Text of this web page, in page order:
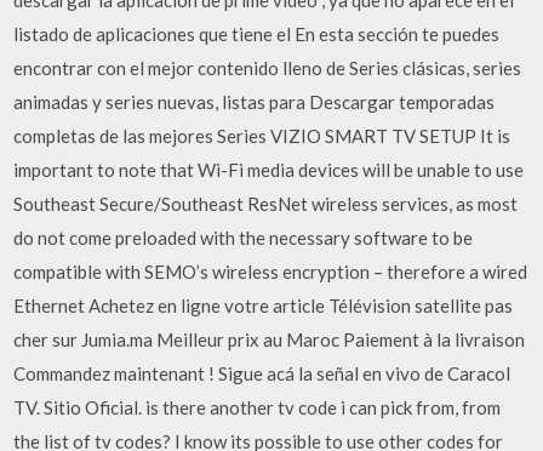
listado de aplicaciones que tiene el En esta sección te puedes
encontrar con el mejor contenido lleno de Series clásicas, series
animadas y series nuevas, listas para Descargar temporadas
completas de las mejores Series VIZIO SMART TV SETUP It is
important to note that Wi-Fi media devices will be unable to use
Southeast Secure/Southeast ResNet wireless services, as most
do not come preloaded with the necessary software to be
compatible with SEMO’s wireless encryption – therefore a wired
Ethernet Achetez en ligne votre article Télévision satellite pas
cher sur Jumia.ma Meilleur prix au Maroc Paiement à la livraison
Commandez maintenant ! Sigue acá la señal en vivo de Caracol
TV. Sitio Oficial. is there another tv code i can pick from, from
the list of tv codes? I know its possible to use other codes for